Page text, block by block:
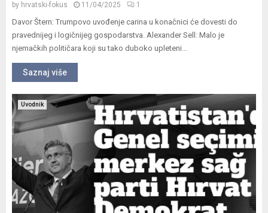
by hrvatski-fokus 11/04/2025 1
Davor Štern: Trumpovo uvođenje carina u konačnici će dovesti do
pravednijeg i logičnijeg gospodarstva. Alexander Sell: Malo je
njemačkih političara koji su tako duboko upleteni...
Saznaj više
Uvodnik